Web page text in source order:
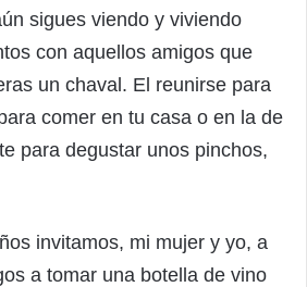
sigues viendo y viviendo
con aquellos amigos que
un chaval. El reunirse para
comer en tu casa o en la de
para degustar unos pinchos,
invitamos, mi mujer y yo, a
a tomar una botella de vino